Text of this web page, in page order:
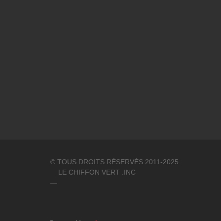
© TOUS DROITS RÉSERVÉS 2011-2025
LE CHIFFON VERT .INC
—